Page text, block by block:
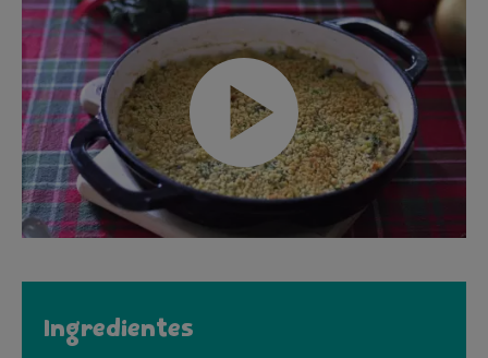
Ingredientes